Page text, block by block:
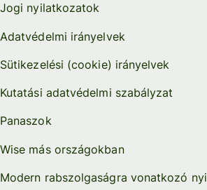
Jogi nyilatkozatok
Adatvédelmi irányelvek
Sütikezelési (cookie) irányelvek
Kutatási adatvédelmi szabályzat
Panaszok
Wise más országokban
Modern rabszolgaságra vonatkozó